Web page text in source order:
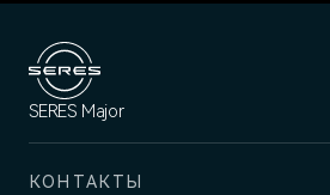
SERES Major
КОНТАКТЫ